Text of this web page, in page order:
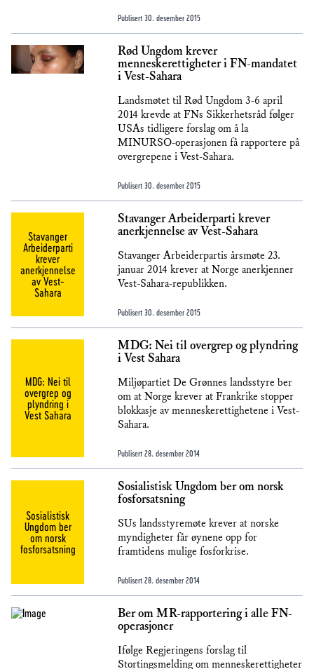
Publisert 30. desember 2015
Rød Ungdom krever
menneskerettigheter i FN-mandatet
i Vest-Sahara
Landsmøtet til Rød Ungdom 3-6 april
2014 krevde at FNs Sikkerhetsråd følger
USAs tidligere forslag om å la
MINURSO-operasjonen få rapportere på
overgrepene i Vest-Sahara.
Publisert 30. desember 2015
Stavanger
Arbeiderparti
krever
anerkjennelse
av Vest-
Sahara
Stavanger Arbeiderparti krever
anerkjennelse av Vest-Sahara
Stavanger Arbeiderpartis årsmøte 23.
januar 2014 krever at Norge anerkjenner
Vest-Sahara-republikken.
Publisert 30. desember 2015
MDG: Nei til
overgrep og
plyndring i
Vest Sahara
MDG: Nei til overgrep og plyndring
i Vest Sahara
Miljøpartiet De Grønnes landsstyre ber
om at Norge krever at Frankrike stopper
blokkasje av menneskerettighetene i Vest-
Sahara.
Publisert 28. desember 2014
Sosialistisk
Ungdom ber
om norsk
fosforsatsning
Sosialistisk Ungdom ber om norsk
fosforsatsning
SUs landsstyremøte krever at norske
myndigheter får øynene opp for
framtidens mulige fosforkrise.
Publisert 28. desember 2014
Ber om MR-rapportering i alle FN-
operasjoner
Ifølge Regjeringens forslag til
Stortingsmelding om menneskerettigheter